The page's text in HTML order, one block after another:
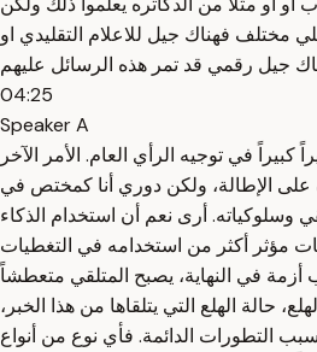
مختلف فهناك جيل للاعلام التقليدي او
جيل رقمي قد تمر هذه الرسائل عليهم
04:25
Speaker A
كبيراً في توجيه الرأي العام. الأمر الآخر
الإطالة، ولكن دوري أنا كمختص في
وسلوكياته. أرى نعم أن استخدام الذكاء
مؤثر أكثر من استخدامه في التغطيات
أزمة في النهاية، يصبح المتلقي متعطشاً
حالة الهلع التي يتلقاها من هذا الخبر،
التطورات الدائمة. فأي نوع من أنواع